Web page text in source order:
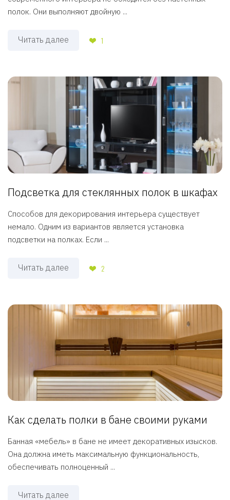
полок. Они выполняют двойную ...
Читать далее 1
Подсветка для стеклянных полок в шкафах
Способов для декорирования интерьера существует
немало. Одним из вариантов является установка
подсветки на полках. Если ...
Читать далее 2
Как сделать полки в бане своими руками
Банная «мебель» в бане не имеет декоративных изысков.
Она должна иметь максимальную функциональность,
обеспечивать полноценный ...
Читать далее